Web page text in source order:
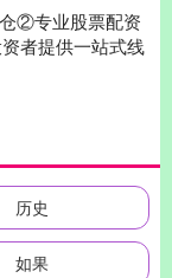
②专业股票配资
者提供一站式线
历史
如果